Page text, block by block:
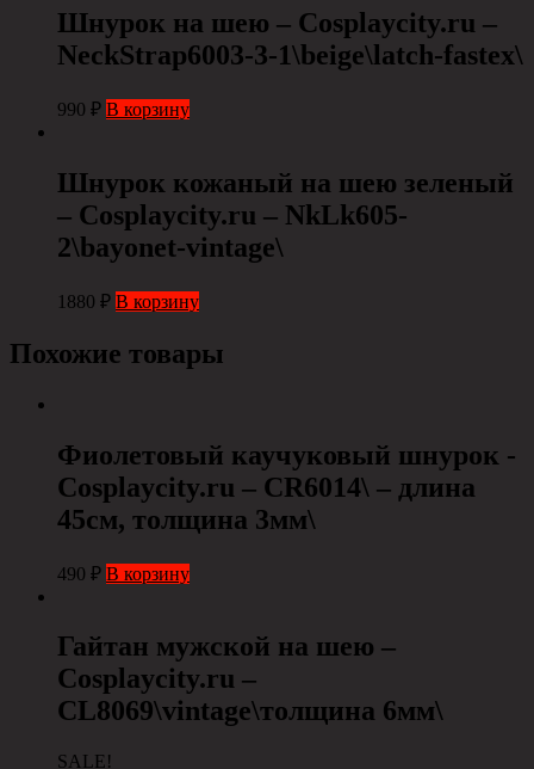
Шнурок на шею – Cosplaycity.ru –
NeckStrap6003-3-1\beige\latch-fastex\
990 ₽ В корзину
Шнурок кожаный на шею зеленый
– Cosplaycity.ru – NkLk605-
2\bayonet-vintage\
1880 ₽ В корзину
Похожие товары
Фиолетовый каучуковый шнурок -
Cosplaycity.ru – CR6014\ – длина
45см, толщина 3мм\
490 ₽ В корзину
Гайтан мужской на шею –
Сosplaycity.ru –
CL8069\vintage\толщина 6мм\
SALE!